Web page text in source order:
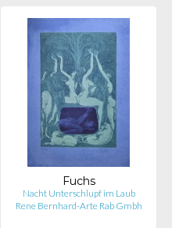
Fuchs
Nacht Unterschlupf im Laub
Rene Bernhard-Arte Rab Gmbh